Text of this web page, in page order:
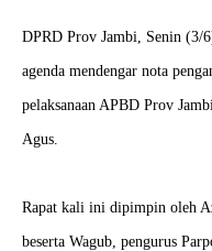
DPRD Prov Jambi, Senin (3/
agenda mendengar nota
pelaksanaan APBD Prov
Agus.
Rapat kali ini dipimpin oleh
beserta Wagub, pengurus